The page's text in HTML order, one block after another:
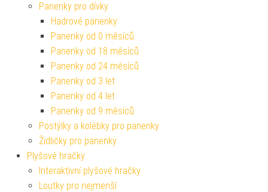
Panenky pro dívky
Hadrové panenky
Panenky od 0 měsíců
Panenky od 18 měsíců
Panenky od 24 měsíců
Panenky od 3 let
Panenky od 4 let
Panenky od 9 měsíců
Postýlky a kolébky pro panenky
Židličky pro panenky
Plyšové hračky
Interaktivní plyšové hračky
Loutky pro nejmenší